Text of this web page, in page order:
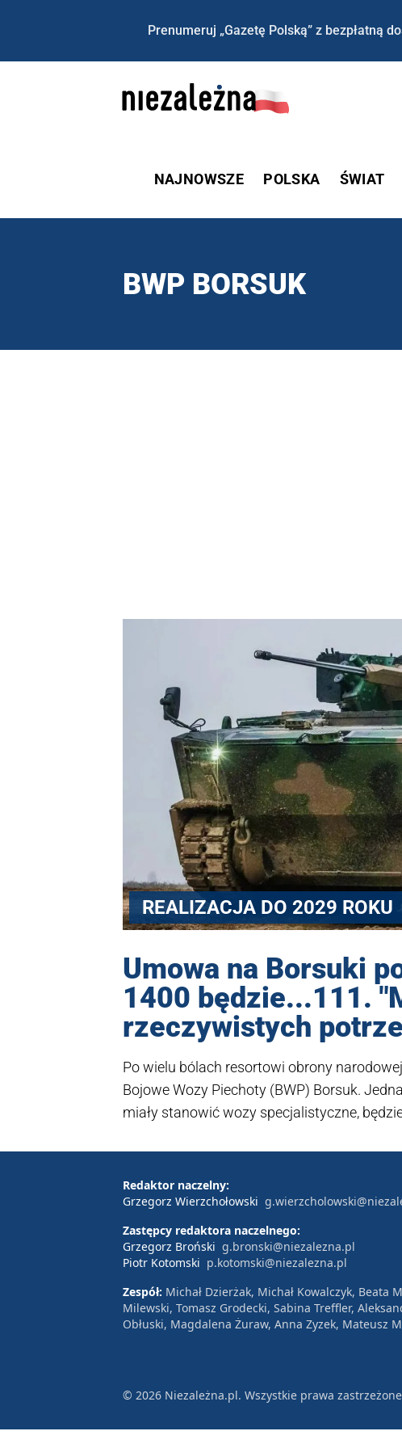
Prenumeruj „Gazetę Polską” z bezpłatną
NAJNOWSZE POLSKA ŚWIAT
BWP BORSUK
REALIZACJA DO 2029 ROKU
Umowa na Borsuki
1400 będzie...111.
rzeczywistych
Po wielu bólach resortowi obrony
Bojowe Wozy Piechoty (BWP) Borsuk.
miały stanowić wozy specjalistyczne,
Andrzej Śliwka, poseł PiS, członek
komentując dzisiejszą umowę podpisaną w
Redaktor naczelny:
Grzegorz Wierzchołowski
Zastępcy redaktora naczelnego:
Grzegorz Broński g.bronski@niezalezna.pl
Piotr Kotomski p.kotomski@niezalezna.pl
Zespół: Michał Dzierżak, Michał Kowalczyk, Beata
Milewski, Tomasz Grodecki, Sabina Treffler,
Obłuski, Magdalena Żuraw, Anna Zyzek, Mateusz
© 2026 Niezależna.pl. Wszystkie prawa